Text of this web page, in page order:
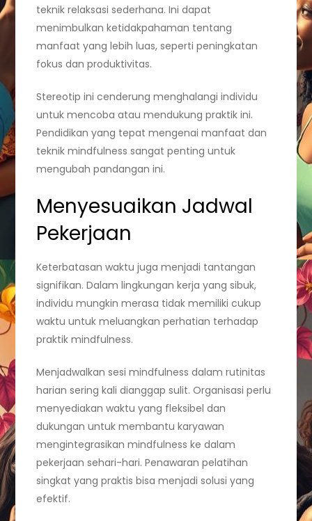
teknik relaksasi sederhana. Ini dapat
menimbulkan ketidakpahaman tentang
manfaat yang lebih luas, seperti peningkatan
fokus dan produktivitas.
Stereotip ini cenderung menghalangi individu
untuk mencoba atau mendukung praktik ini.
Pendidikan yang tepat mengenai manfaat dan
teknik mindfulness sangat penting untuk
mengubah pandangan ini.
Menyesuaikan Jadwal
Pekerjaan
Keterbatasan waktu juga menjadi tantangan
signifikan. Dalam lingkungan kerja yang sibuk,
individu mungkin merasa tidak memiliki cukup
waktu untuk meluangkan perhatian terhadap
praktik mindfulness.
Menjadwalkan sesi mindfulness dalam rutinitas
harian sering kali dianggap sulit. Organisasi perlu
menyediakan waktu yang fleksibel dan
dukungan untuk membantu karyawan
mengintegrasikan mindfulness ke dalam
pekerjaan sehari-hari. Penawaran pelatihan
singkat yang praktis bisa menjadi solusi yang
efektif.